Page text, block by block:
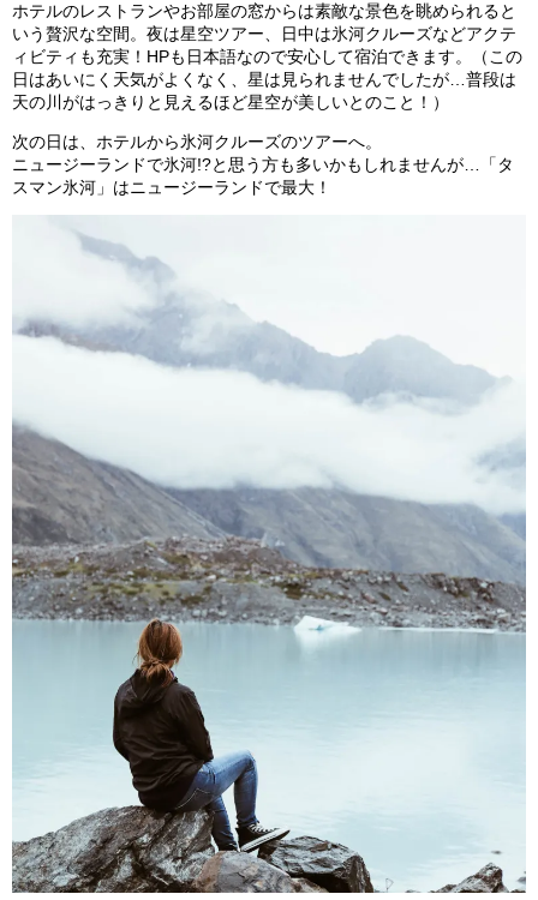
ホテルのレストランやお部屋の窓からは素敵な景色を眺められると
いう贅沢な空間。夜は星空ツアー、日中は氷河クルーズなどアクテ
ィビティも充実！HPも日本語なので安心して宿泊できます。（この
日はあいにく天気がよくなく、星は見られませんでしたが…普段は
天の川がはっきりと見えるほど星空が美しいとのこと！）
次の日は、ホテルから氷河クルーズのツアーへ。
ニュージーランドで氷河!?と思う方も多いかもしれませんが…「タ
スマン氷河」はニュージーランドで最大！